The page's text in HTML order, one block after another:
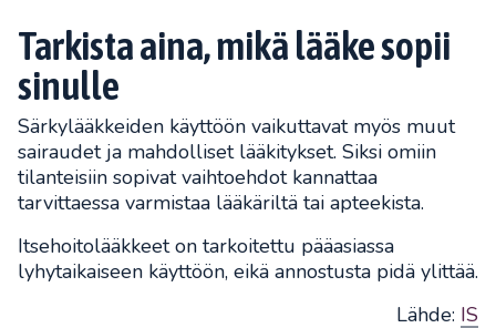
Tarkista aina, mikä lääke sopii
sinulle
Särkylääkkeiden käyttöön vaikuttavat myös muut
sairaudet ja mahdolliset lääkitykset. Siksi omiin
tilanteisiin sopivat vaihtoehdot kannattaa
tarvittaessa varmistaa lääkäriltä tai apteekista.
Itsehoitolääkkeet on tarkoitettu pääasiassa
lyhytaikaiseen käyttöön, eikä annostusta pidä ylittää.
Lähde: IS